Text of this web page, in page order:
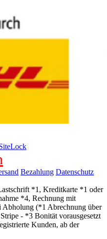
Bezahlung Datenschutz
*1, Kreditkarte *1 oder
*4, Rechnung mit
(*1 Abrechnung über
- *3 Bonität vorausgesetzt
Kunden, ab der